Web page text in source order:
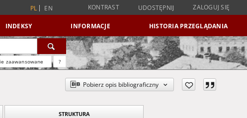
PL EN KONTRAST UDOSTĘPNIJ ZALOGUJ SIĘ
INDEKSY INFORMACJE HISTORIA PRZEGLĄDANIA
zaawansowane ?
Pobierz opis bibliograficzny
STRUKTURA